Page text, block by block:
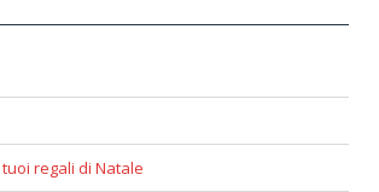
regali di Natale